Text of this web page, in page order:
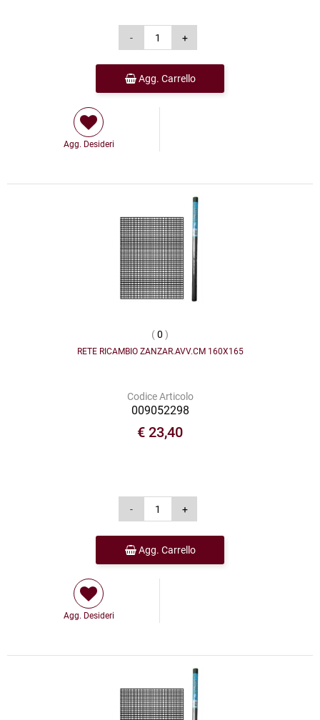
Agg. Carrello
Agg. Desideri
(0 )
RETE RICAMBIO ZANZAR.AVV.CM 160X165
Codice Articolo
009052298
€ 23,40
Agg. Carrello
Agg. Desideri